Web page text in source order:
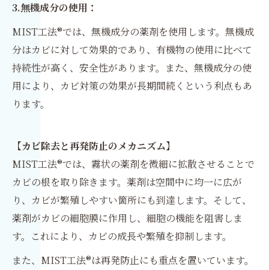
3.無機成分の使用：
MIST工法®では、無機成分の薬剤を使用します。無機成
分はカビに対して効果的であり、有機物の使用に比べて
持続性が高く、安全性があります。また、無機成分の使
用により、カビ対策の効果が長期間続くという利点もあ
ります。
【カビ除去と再発防止のメカニズム】
MIST工法®では、霧状の薬剤を微細に拡散させることで
カビの根を取り除きます。薬剤は空間中に均一に広が
り、カビが繁殖しやすい箇所にも到達します。そして、
薬剤がカビの細胞膜に作用し、細胞の機能を阻害しま
す。これにより、カビの成長や繁殖を抑制します。
また、MIST工法®は再発防止にも重点を置いています。